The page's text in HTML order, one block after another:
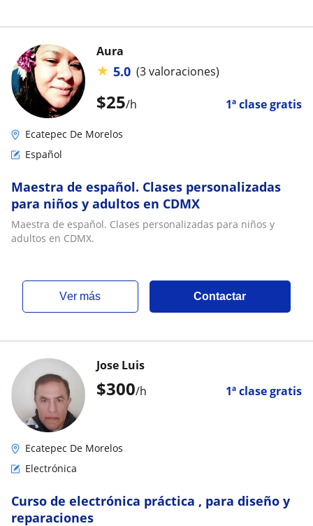
$25/h 1ª clase gratis
Aura
★ 5.0 (3 valoraciones)
Ecatepec De Morelos
Español
Maestra de español. Clases personalizadas
para niños y adultos en CDMX
Maestra de español. Clases personalizadas para niños y
adultos en CDMX.
ver más Contactar
$300/h 1ª clase gratis
Jose Luis
Ecatepec De Morelos
Electrónica
Curso de electrónica práctica , para diseño y
reparaciones